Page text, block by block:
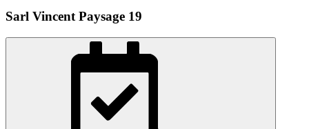
Sarl Vincent Paysage 19